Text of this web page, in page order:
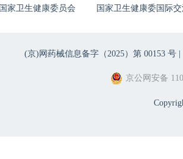
国家卫生健康委员会 国家卫生健康委国际
(京)网药械信息备字（2025）第 00153 号 |
京公网安备